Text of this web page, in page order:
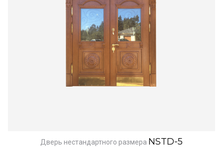
Дверь нестандартного размера NSTD-5